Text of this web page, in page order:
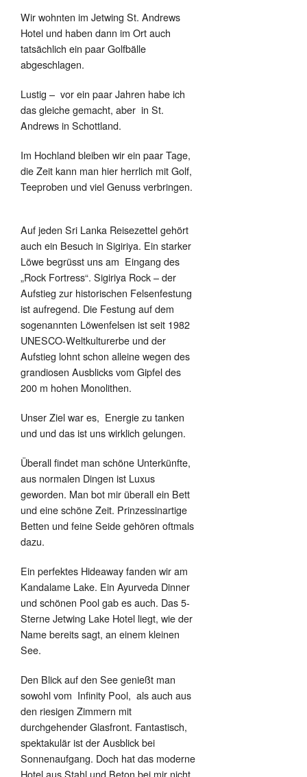
Wir wohnten im Jetwing St. Andrews
Hotel und haben dann im Ort auch
tatsächlich ein paar Golfbälle
abgeschlagen.
Lustig – vor ein paar Jahren habe ich
das gleiche gemacht, aber in St.
Andrews in Schottland.
Im Hochland bleiben wir ein paar Tage,
die Zeit kann man hier herrlich mit Golf,
Teeproben und viel Genuss verbringen.
Auf jeden Sri Lanka Reisezettel gehört
auch ein Besuch in Sigiriya. Ein starker
Löwe begrüsst uns am Eingang des
„Rock Fortress“. Sigiriya Rock – der
Aufstieg zur historischen Felsenfestung
ist aufregend. Die Festung auf dem
sogenannten Löwenfelsen ist seit 1982
UNESCO-Weltkulturerbe und der
Aufstieg lohnt schon alleine wegen des
grandiosen Ausblicks vom Gipfel des
200 m hohen Monolithen.
Unser Ziel war es, Energie zu tanken
und und das ist uns wirklich gelungen.
Überall findet man schöne Unterkünfte,
aus normalen Dingen ist Luxus
geworden. Man bot mir überall ein Bett
und eine schöne Zeit. Prinzessinartige
Betten und feine Seide gehören oftmals
dazu.
Ein perfektes Hideaway fanden wir am
Kandalame Lake. Ein Ayurveda Dinner
und schönen Pool gab es auch. Das 5-
Sterne Jetwing Lake Hotel liegt, wie der
Name bereits sagt, an einem kleinen
See.
Den Blick auf den See genießt man
sowohl vom Infinity Pool, als auch aus
den riesigen Zimmern mit
durchgehender Glasfront. Fantastisch,
spektakulär ist der Ausblick bei
Sonnenaufgang. Doch hat das moderne
Hotel aus Stahl und Beton bei mir nicht